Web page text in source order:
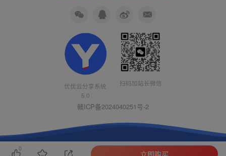
优优云分享系统
5.0
扫码加站长微信
赣ICP备2024040251号-2
0
立即购买